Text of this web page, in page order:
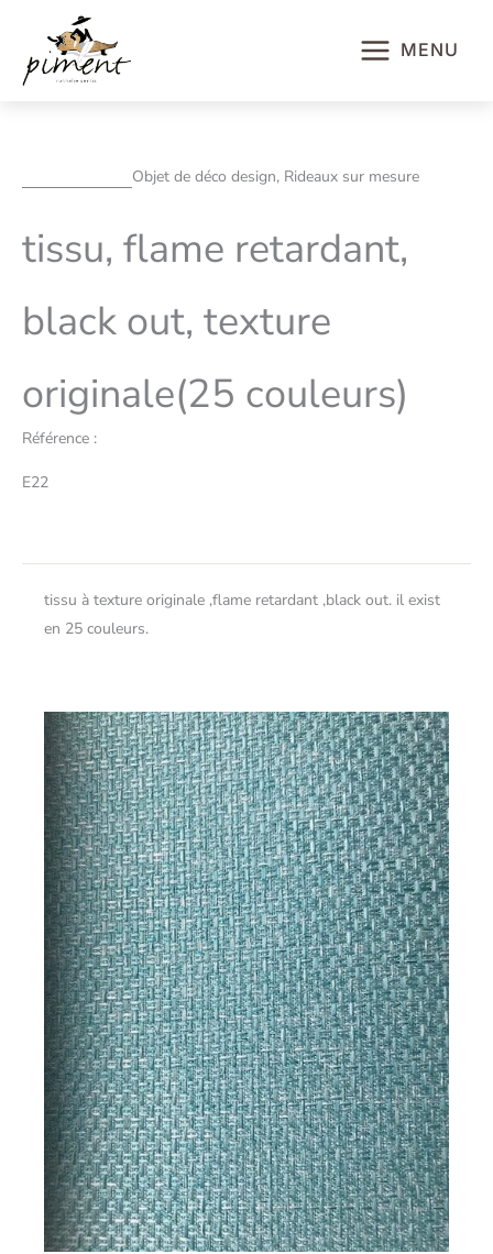
contenu
MENU
Objet de déco design, Rideaux sur mesure
tissu, flame retardant,
black out, texture
originale(25 couleurs)
Référence :
E22
tissu à texture originale ,flame retardant ,black out. il exist
en 25 couleurs.